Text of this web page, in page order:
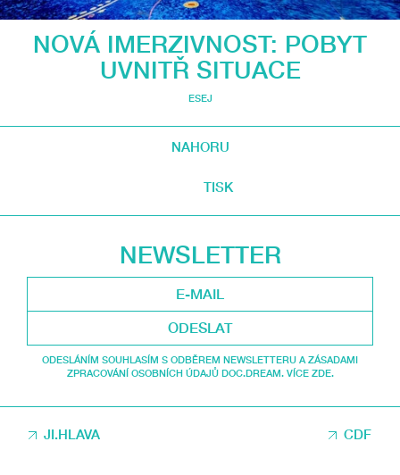
NOVÁ IMERZIVNOST: POBYT
UVNITŘ SITUACE
ESEJ
NAHORU
TISK
NEWSLETTER
ODESLAT
ODESLÁNÍM SOUHLASÍM S ODBĚREM NEWSLETTERU A ZÁSADAMI
ZPRACOVÁNÍ OSOBNÍCH ÚDAJŮ DOC.DREAM. VÍCE ZDE.
JI.HLAVA CDF